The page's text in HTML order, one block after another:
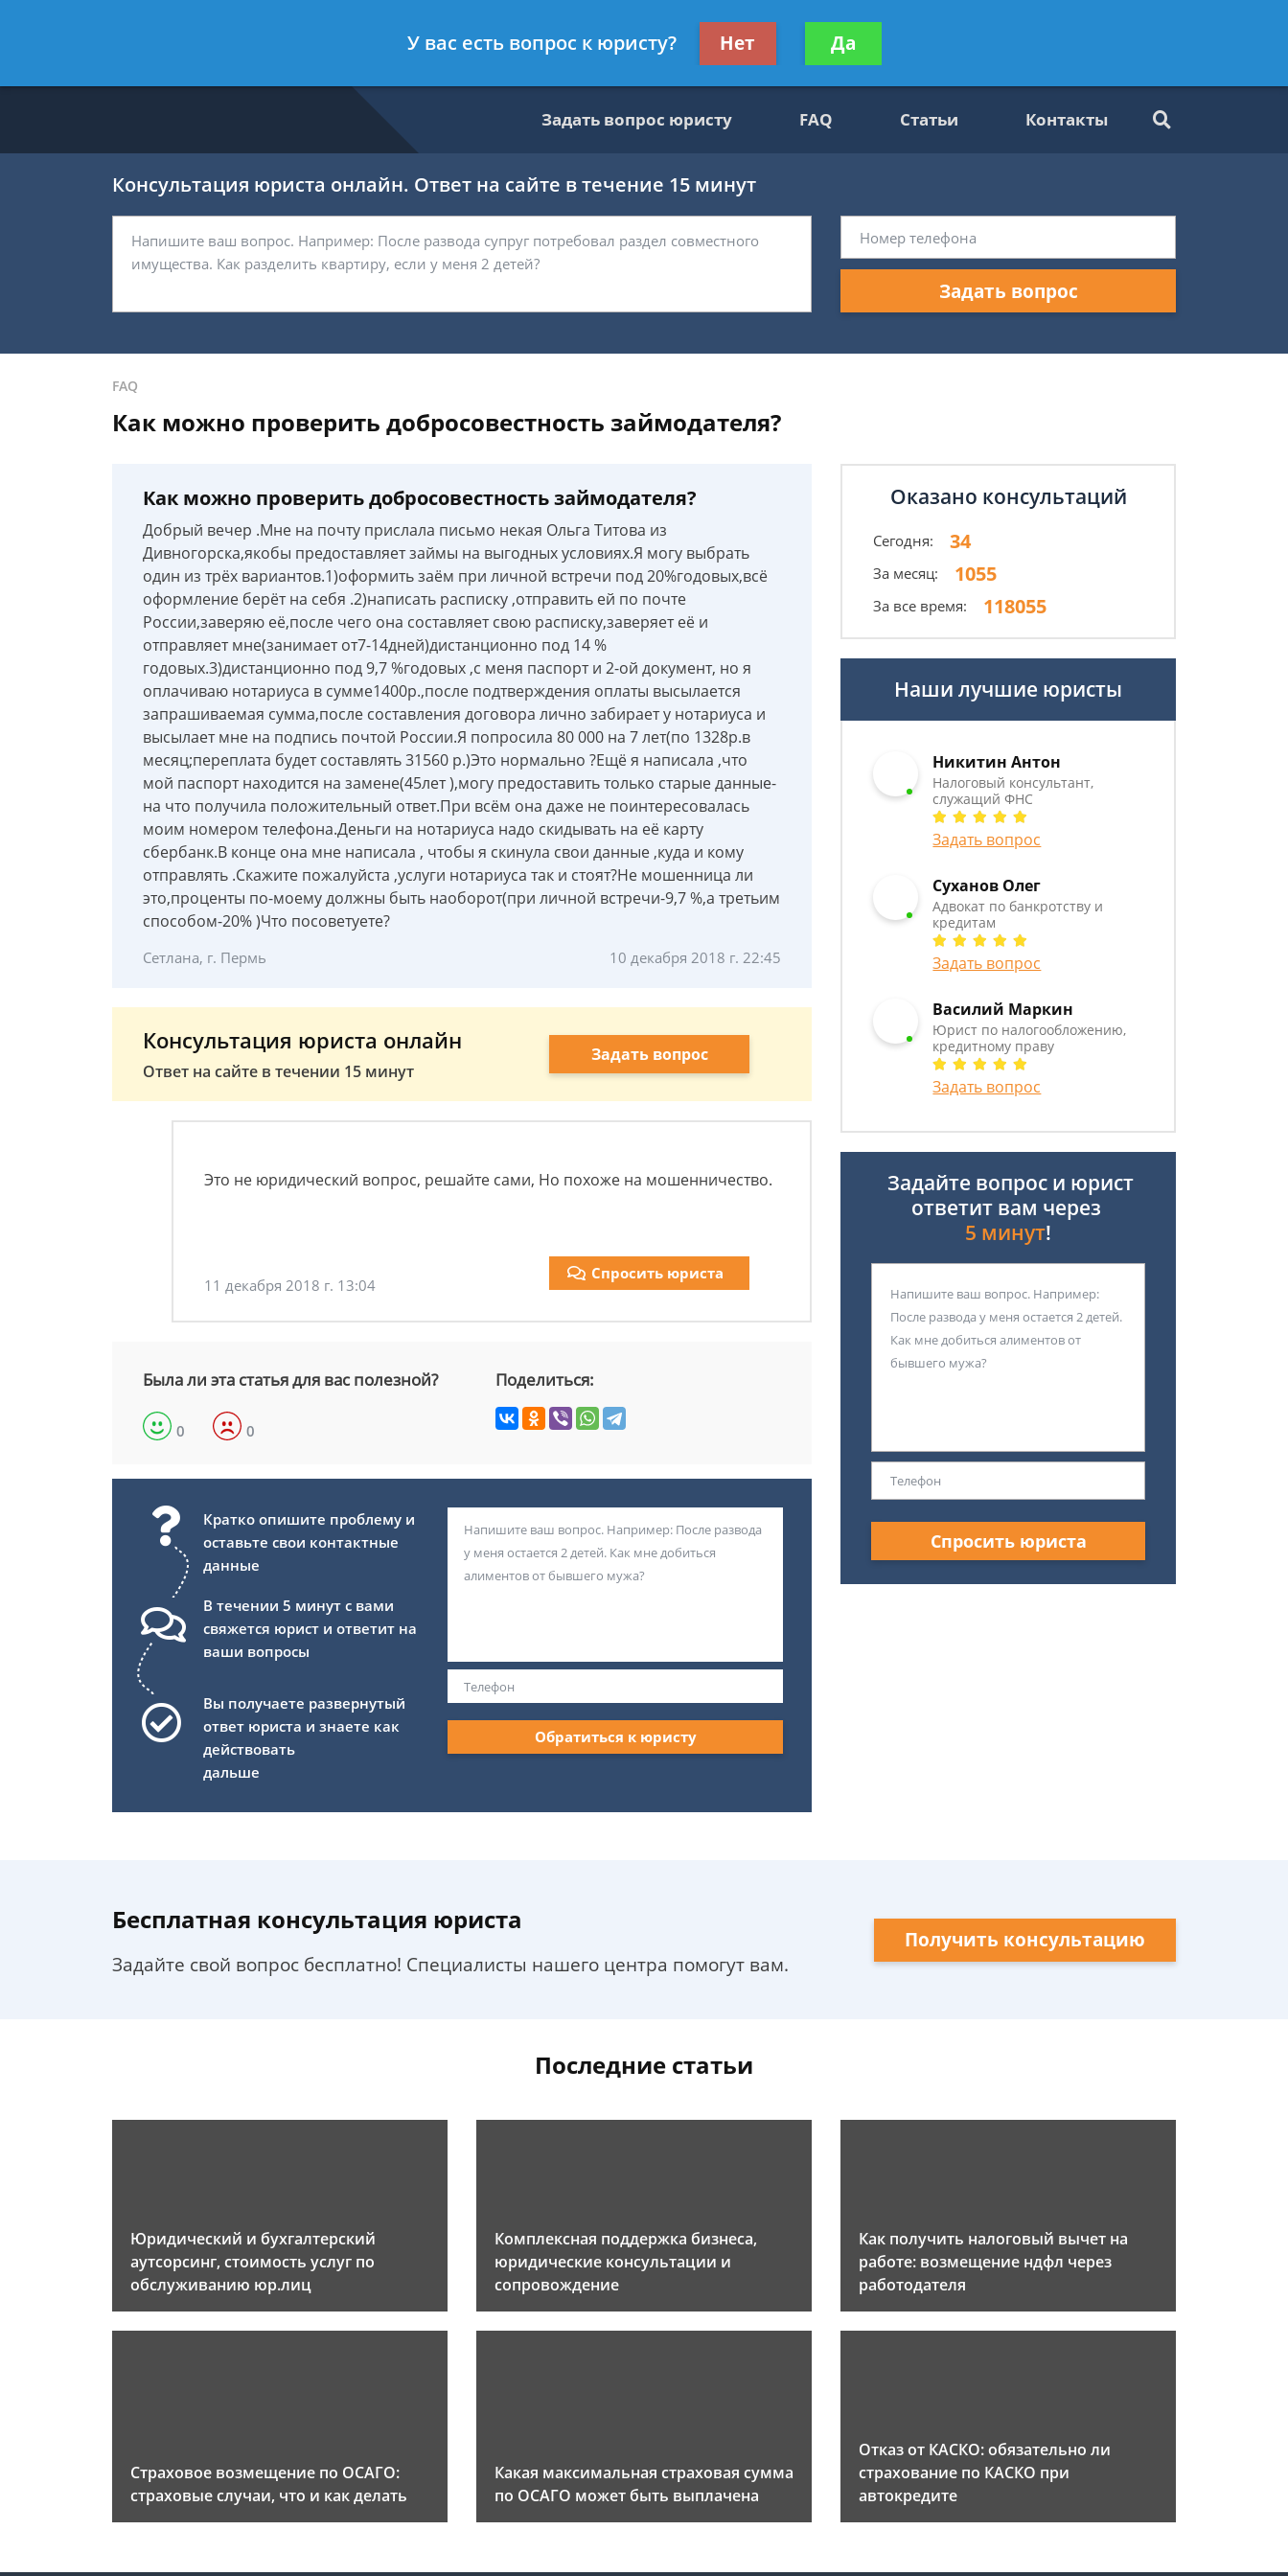
- Налоговый консультант, служащий ФНС
Получите консультацию
бесплатно
Задать вопрос юристу FAQ Статьи Контакты
Консультация юриста онлайн. Ответ на сайте в течение 15 минут
Задать вопрос
FAQ
Как можно проверить добросовестность займодателя?
Как можно проверить добросовестность займодателя?
Добрый вечер .Мне на почту прислала письмо некая Ольга Титова из
Дивногорска,якобы предоставляет займы на выгодных условиях.Я могу выбрать
один из трёх вариантов.1)оформить заём при личной встречи под 20%годовых,всё
оформление берёт на себя .2)написать расписку ,отправить ей по почте
России,заверяю её,после чего она составляет свою расписку,заверяет её и
отправляет мне(занимает от7-14дней)дистанционно под 14 %
годовых.3)дистанционно под 9,7 %годовых ,с меня паспорт и 2-ой документ, но я
оплачиваю нотариуса в сумме1400р.,после подтверждения оплаты высылается
запрашиваемая сумма,после составления договора лично забирает у нотариуса и
высылает мне на подпись почтой России.Я попросила 80 000 на 7 лет(по 1328р.в
месяц;переплата будет составлять 31560 р.)Это нормально ?Ещё я написала ,что
мой паспорт находится на замене(45лет ),могу предоставить только старые данные-
на что получила положительный ответ.При всём она даже не поинтересовалась
моим номером телефона.Деньги на нотариуса надо скидывать на её карту
сбербанк.В конце она мне написала , чтобы я скинула свои данные ,куда и кому
отправлять .Скажите пожалуйста ,услуги нотариуса так и стоят?Не мошенница ли
это,проценты по-моему должны быть наоборот(при личной встречи-9,7 %,а третьим
способом-20% )Что посоветуете?
Сетлана, г. Пермь 10 декабря 2018 г. 22:45
Консультация юриста онлайн
Ответ на сайте в течении 15 минут
Задать вопрос
Это не юридический вопрос, решайте сами, Но похоже на мошенничество.
11 декабря 2018 г. 13:04
Спросить юриста
Была ли эта статья для вас полезной?
0 0
Поделиться:
Кратко опишите проблему и
оставьте свои контактные
данные
В течении 5 минут с вами
свяжется юрист и ответит на
ваши вопросы
Вы получаете развернутый
ответ юриста и знаете как
действовать
дальше
Обратиться к юристу
Оказано консультаций
Сегодня: 34
За месяц: 1055
За все время: 118055
Наши лучшие юристы
Никитин Антон
Налоговый консультант,
служащий ФНС
Задать вопрос
Суханов Олег
Адвокат по банкротству и
кредитам
Задать вопрос
Василий Маркин
Юрист по налогообложению,
кредитному праву
Задать вопрос
Задайте вопрос и юрист
ответит вам через
5 минут!
Спросить юриста
Бесплатная консультация юриста
Задайте свой вопрос бесплатно! Специалисты нашего центра помогут вам.
Получить консультацию
Последние статьи
Юридический и бухгалтерский
аутсорсинг, стоимость услуг по
обслуживанию юр.лиц
Комплексная поддержка бизнеса,
юридические консультации и
сопровождение
Как получить налоговый вычет на
работе: возмещение ндфл через
работодателя
Страховое возмещение по ОСАГО:
страховые случаи, что и как делать
Какая максимальная страховая сумма
по ОСАГО может быть выплачена
Отказ от КАСКО: обязательно ли
страхование по КАСКО при
автокредите
У вас есть вопрос к юристу? Нет Да